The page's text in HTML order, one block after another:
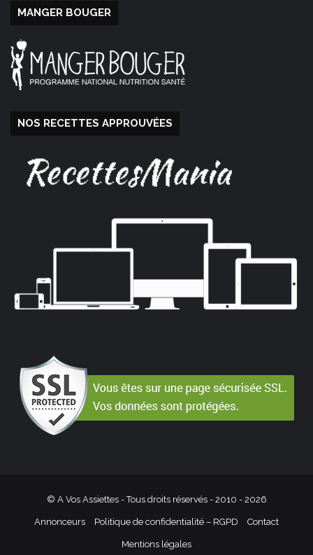
MANGER BOUGER
NOS RECETTES APPROUVÉES
© A Vos Assiettes - Tous droits réservés - 2010 - 2026
Annonceurs Politique de confidentialité – RGPD Contact
Mentions légales